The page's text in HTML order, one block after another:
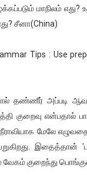
மாநிலம் எது?
சீனா(China)
Tips : Use
தண்ணீர் அப்படி
குறைவு என்பதால்
மேலே எழுவதை
இதைத்தான்
குறைந்து